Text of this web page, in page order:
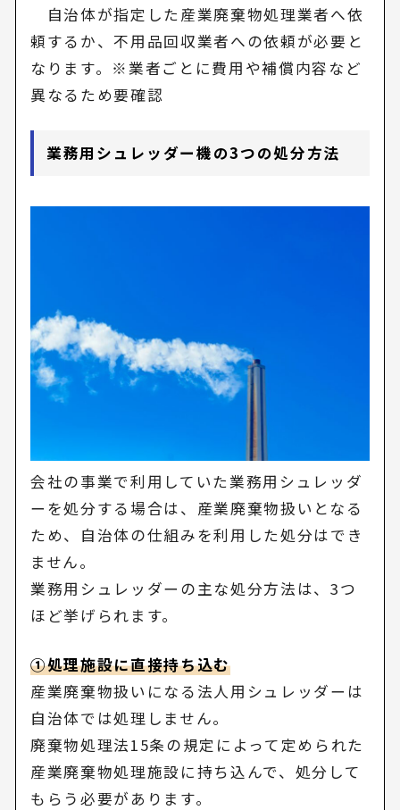
自治体が指定した産業廃棄物処理業者へ依
頼するか、不用品回収業者への依頼が必要と
なります。※業者ごとに費用や補償内容など
異なるため要確認
業務用シュレッダー機の3つの処分方法
会社の事業で利用していた業務用シュレッダ
ーを処分する場合は、産業廃棄物扱いとなる
ため、自治体の仕組みを利用した処分はでき
ません。
業務用シュレッダーの主な処分方法は、3つ
ほど挙げられます。
①処理施設に直接持ち込む
産業廃棄物扱いになる法人用シュレッダーは
自治体では処理しません。
廃棄物処理法15条の規定によって定められた
産業廃棄物処理施設に持ち込んで、処分して
もらう必要があります。